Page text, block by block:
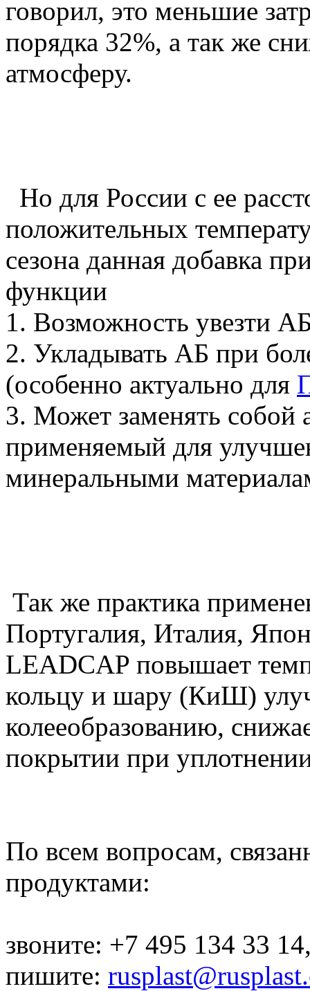
говорил, это меньшие
порядка 32%, а так же
атмосферу.
Но для России с ее
положительных
сезона данная добавка
функции
1. Возможность увезти
2. Укладывать АБ при
(особенно актуально для
3. Может заменять собой
применяемый для
минеральными
Так же практика
Португалия, Италия,
LEADCAP повышает
кольцу и шару (КиШ)
колееобразованию,
покрытии при
По всем вопросам,
продуктами:
звоните: +7 495 134 33
пишите: rusplast